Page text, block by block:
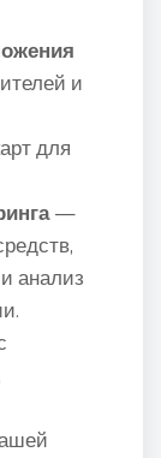
и
для
—
анализ